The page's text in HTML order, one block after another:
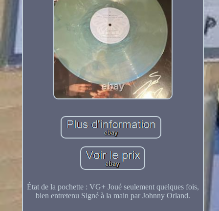
État de la pochette : VG+ Joué seulement quelques fois,
bien entretenu Signé à la main par Johnny Orland.